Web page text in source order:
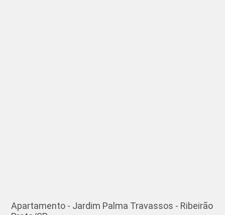
Apartamento - Jardim Palma Travassos - Ribeirão